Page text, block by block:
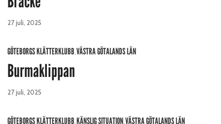
27 juli, 2025
GÖTEBORGS KLÄTTERKLUBB,VÄSTRA GÖTALANDS LÄN
Burmaklippan
27 juli, 2025
GÖTEBORGS KLÄTTERKLUBB,KÄNSLIG SITUATION,VÄSTRA GÖTALANDS LÄN